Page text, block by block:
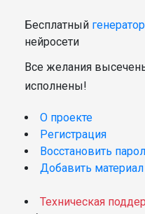
Бесплатный
нейросети
Все желания
исполнены!
О проекте
Регистрация
Восстановить
Добавить материал
Техническая